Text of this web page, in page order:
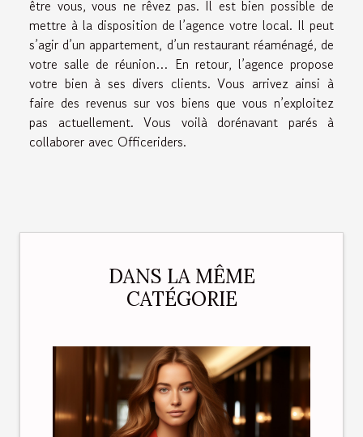
être vous, vous ne rêvez pas. Il est bien possible de
mettre à la disposition de l’agence votre local. Il peut
s’agir d’un appartement, d’un restaurant réaménagé, de
votre salle de réunion… En retour, l’agence propose
votre bien à ses divers clients. Vous arrivez ainsi à
faire des revenus sur vos biens que vous n’exploitez
pas actuellement. Vous voilà dorénavant parés à
collaborer avec Officeriders.
DANS LA MÊME
CATÉGORIE